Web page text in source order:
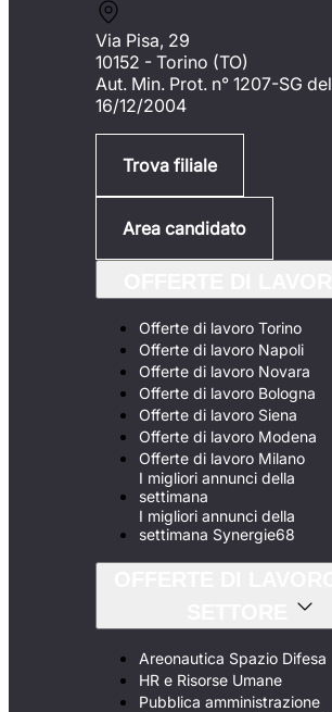
Via Pisa, 29
10152 - Torino (TO)
Aut. Min. Prot. n° 1207-SG del
16/12/2004
Trova filiale
Area candidato
Offerte di lavoro Torino
Offerte di lavoro Napoli
Offerte di lavoro Novara
Offerte di lavoro Bologna
Offerte di lavoro Siena
Offerte di lavoro Modena
Offerte di lavoro Milano
I migliori annunci della
settimana
I migliori annunci della
settimana Synergie68
Areonautica Spazio Difesa
HR e Risorse Umane
Pubblica amministrazione